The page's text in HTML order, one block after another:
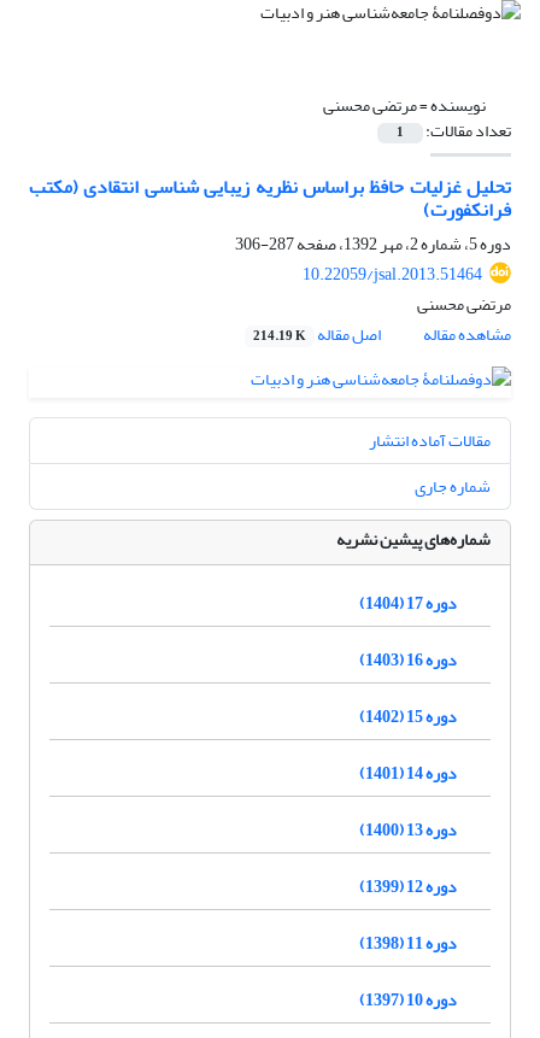
نویسنده =مرتضی محسنی
تعداد مقالات: 1
تحلیل غزلیات حافظ براساس نظریه زیبایی شناسی انتقادی (مکتب
فرانکفورت)
دوره 5، شماره 2، مهر 1392، صفحه
287-306
10.22059/jsal.2013.51464
مرتضی محسنی
مشاهده مقاله
اصل مقاله 214.19 K
مقالات آماده انتشار
شماره جاری
شماره‌های پیشین نشریه
دوره 17 (1404)
دوره 16 (1403)
دوره 15 (1402)
دوره 14 (1401)
دوره 13 (1400)
دوره 12 (1399)
دوره 11 (1398)
دوره 10 (1397)